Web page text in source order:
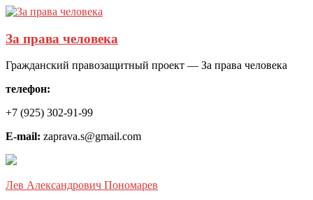
За права человека
Гражданский правозащитный проект — За права человека
телефон:
+7 (925) 302-91-99
E-mail: zaprava.s@gmail.com
Лев Александрович Пономарев